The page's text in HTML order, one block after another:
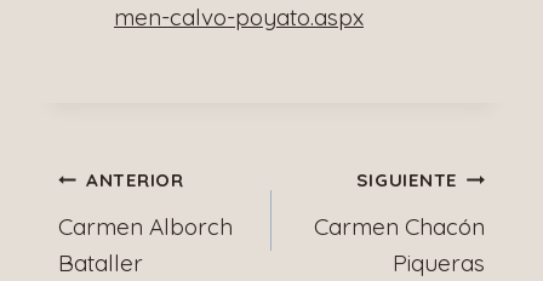
men-calvo-poyato.aspx
Navegación
de
ANTERIOR
Carmen Alborch
Bataller
SIGUIENTE
Carmen Chacón
Piqueras